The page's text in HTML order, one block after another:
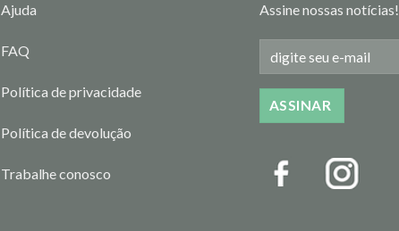
Ajuda
FAQ
Política de privacidade
Política de devolução
Trabalhe conosco
Assine nossas notícias!